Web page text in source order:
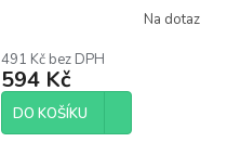
Na dotaz
491 Kč bez DPH
594 Kč
DO KOŠÍKU